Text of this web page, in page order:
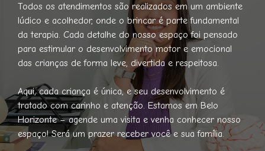
Todos os atendimentos são realizados em um ambiente
lúdico e acolhedor, onde o brincar é parte fundamental
da terapia. Cada detalhe do nosso espaço foi pensado
para estimular o desenvolvimento motor e emocional
das crianças de forma leve, divertida e respeitosa.
Aqui, cada criança é única, e seu desenvolvimento é
tratado com carinho e atenção. Estamos em Belo
Horizonte – agende uma visita e venha conhecer nosso
espaço! Será um prazer receber você e sua família.